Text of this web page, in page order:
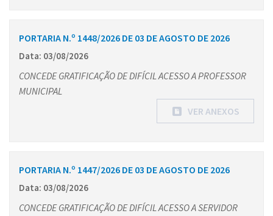
PORTARIA N.º 1448/2026 DE 03 DE AGOSTO DE 2026
Data: 03/08/2026
CONCEDE GRATIFICAÇÃO DE DIFÍCIL ACESSO A PROFESSOR
MUNICIPAL
VER ANEXOS
PORTARIA N.º 1447/2026 DE 03 DE AGOSTO DE 2026
Data: 03/08/2026
CONCEDE GRATIFICAÇÃO DE DIFÍCIL ACESSO A SERVIDOR